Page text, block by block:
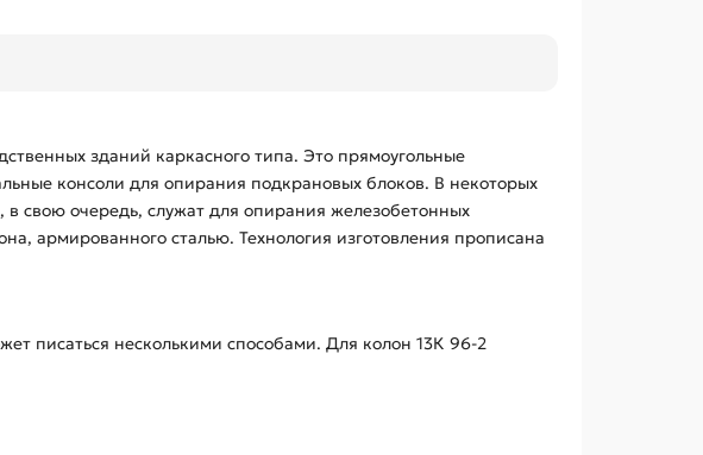
зданий каркасного типа. Это прямоугольные
консоли для опирания подкрановых блоков. В некоторых
свою очередь, служат для опирания железобетонных
армированного сталью. Технология изготовления прописана
писаться несколькими способами. Для колон 13К 96-2